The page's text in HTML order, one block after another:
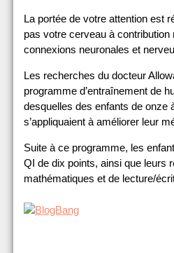
La portée de votre attention est
pas votre cerveau à contribution
connexions neuronales et
Les recherches du docteur
programme d’entraînement de
desquelles des enfants de onze
s’appliquaient à améliorer leur
Suite à ce programme, les
QI de dix points, ainsi que leurs
mathématiques et de lecture/